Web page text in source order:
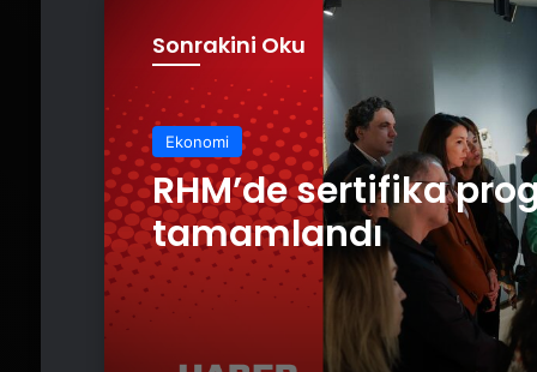
Sonrakini Oku
Ekonomi
RHM’de sertifika
tamamlandı
Ekonomi
‘Kutsal’ AKM’de
buluşuyor